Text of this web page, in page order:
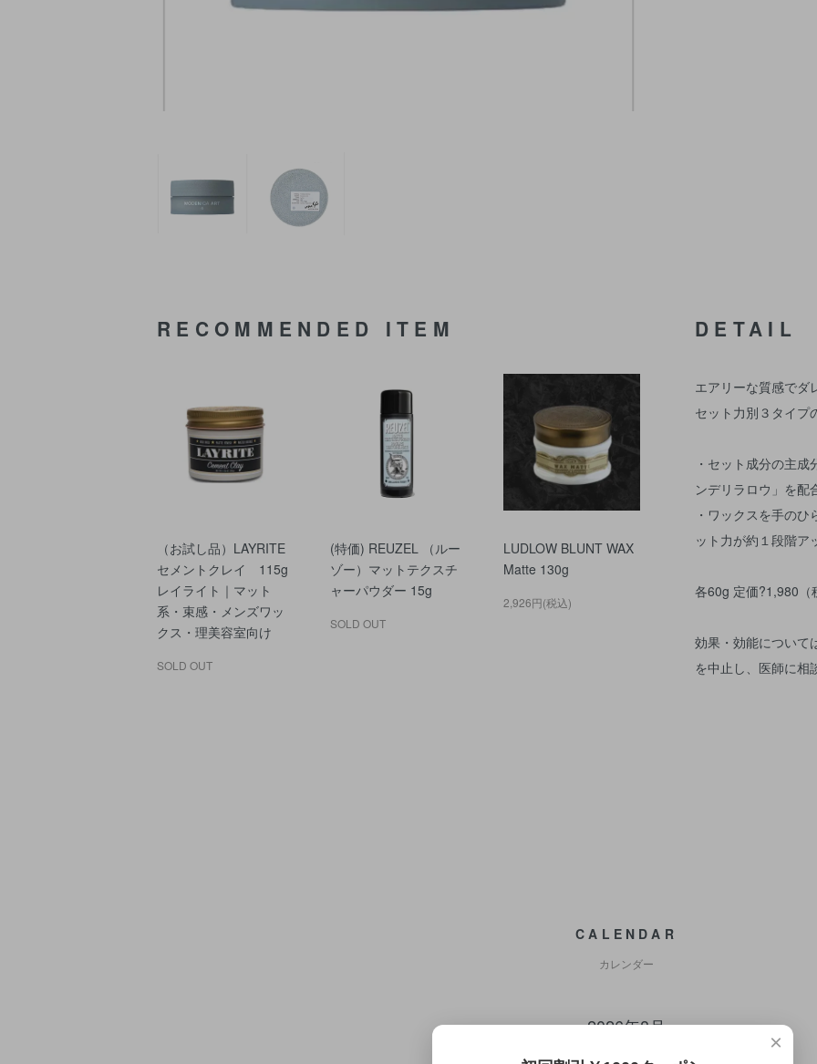
DETAIL
エアリーな質感でダ
セット力別３タイプ
・セット成分の主
ンデリラロウ」を配
・ワックスを手の
ット力が約１段階ア
各60g 定価?1,980（
効果・効能について
を中止し、医師に相
RECOMMENDED ITEM
（お試し品）LAYRITE
セメントクレイ 115g
レイライト｜マット
系・束感・メンズワッ
クス・理美容室向け
SOLD OUT
(特価) REUZEL （ルー
ゾー）マットテクスチ
ャーパウダー 15g
SOLD OUT
LUDLOW BLUNT WAX
Matte 130g
2,926円(税込)
CALENDAR
カレンダー
2026年8月
×